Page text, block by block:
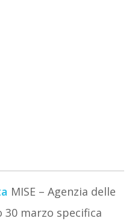
MISE – Agenzia delle
marzo specifica